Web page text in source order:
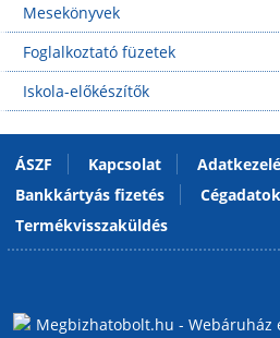
Mesekönyvek
Foglalkoztató füzetek
Iskola-előkészítők
ÁSZF Kapcsolat
Bankkártyás fizetés
Cégadatok
Termékvisszaküldés